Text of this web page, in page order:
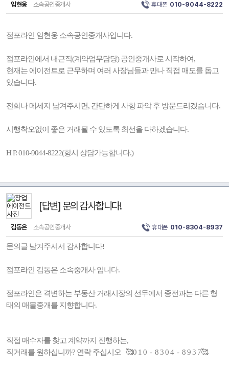
임현웅 소속공인중개사 휴대폰 010-9044-8222
점포라인 임현웅 소속공인중개사입니다.
점포라인에서 내근직(계약업무담당) 공인중개사로 시작하여,
현재는 에이전트로 근무하며 여러 사장님들과 만나 직접 매도를 돕고
있습니다.
전화나 메세지 남겨주시면, 간단하게 사항 파악 후 방문드리겠습니다.
시행착오없이 좋은 거래될 수 있도록 최선을 다하겠습니다.
H P. 010-9044-8222(항시 상담가능합니다.)
[답변] 문의 감사합니다!
김동은 소속공인중개사 휴대폰 010-8304-8937
문의글 남겨주셔서 감사합니다!
점포라인 김동은 소속중개사 입니다.
점포라인은 격변하는 부동산 거래시장의 선두에서 종전과는 다른 형
태의 매물중개를 지향합니다.
직접 매수자를 찾고 계약까지 진행하는,
직거래를 원하십니까? 연락 주십시오 🥰0 1 0 - 8 3 0 4 - 8 9 3 7🥰